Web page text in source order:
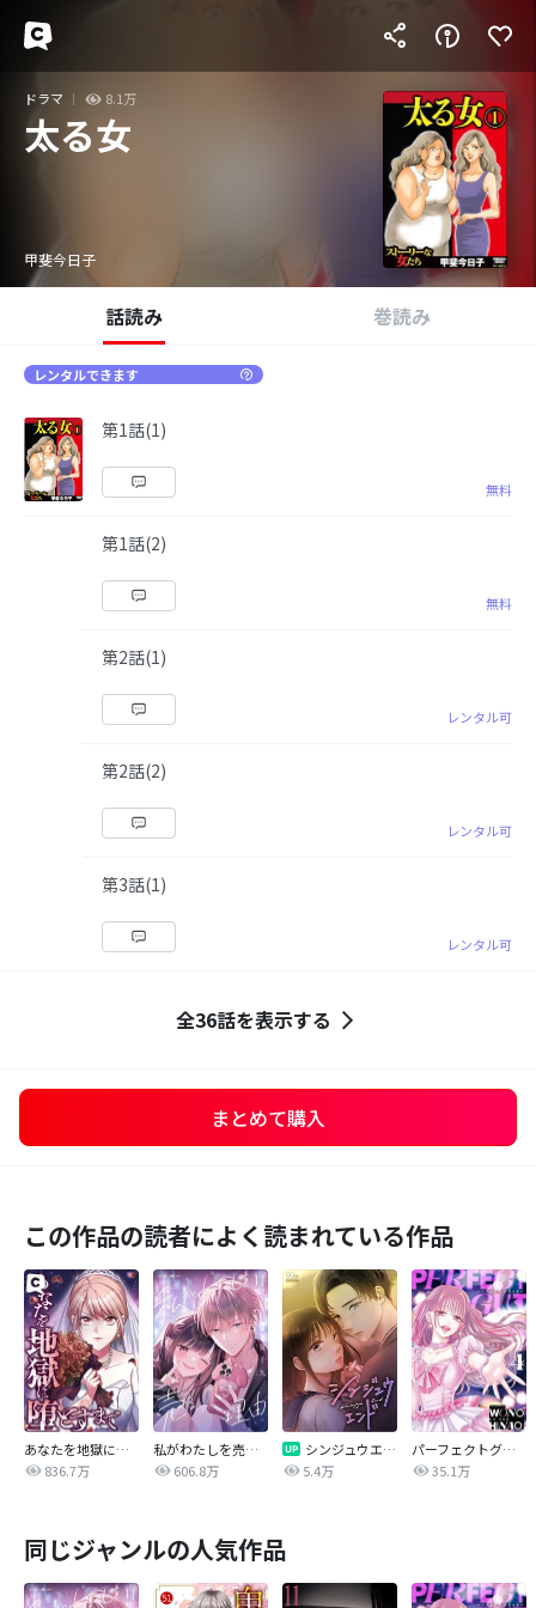
ドラマ 8.1万
太る女
甲斐今日子
話読み 巻読み
レンタルできます
第1話(1)
無料
第1話(2)
無料
第2話(1)
レンタル可
第2話(2)
レンタル可
第3話(1)
レンタル可
全36話を表示する
まとめて購入
この作品の読者によく読まれている作品
あなたを地獄に堕とすまで
836.7万
私がわたしを売る理由
606.8万
シンジュウエンド【タテヨミ】
5.4万
パーフェクトグリッター
35.1万
同じジャンルの人気作品